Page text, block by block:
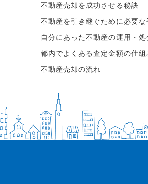
不動産売却を成功させる秘訣
不動産を引き継ぐために必要な
自分にあった不動産の運用・
都内でよくある査定金額の仕組
不動産売却の流れ